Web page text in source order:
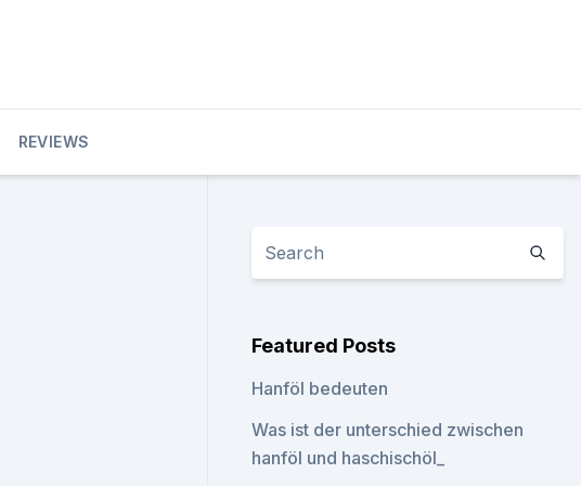
REVIEWS
Featured Posts
Hanföl bedeuten
Was ist der unterschied zwischen
hanföl und haschischöl_